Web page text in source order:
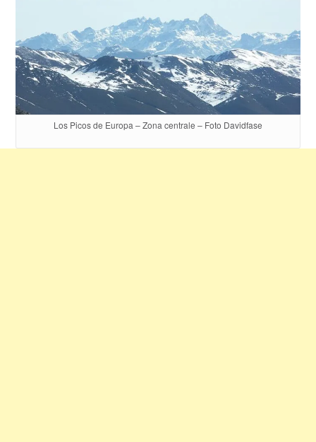
Los Picos de Europa – Zona centrale – Foto Davidfase